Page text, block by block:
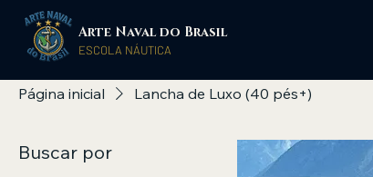
Arte Naval do Brasil
​ESCOLA NÁUTICA
Página inicial Lancha de Luxo (40 pés+)
Buscar por